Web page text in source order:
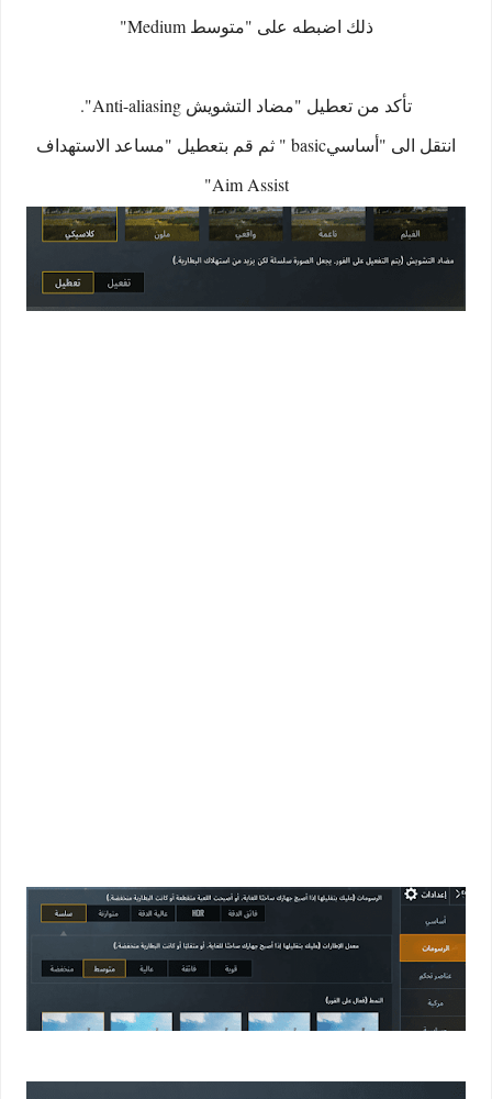
ذلك اضبطه على "متوسط Medium"
تأكد من تعطيل "مضاد التشويش Anti-aliasing".
انتقل الى "أساسيbasic " ثم قم بتعطيل "مساعد الاستهداف
Aim Assist"